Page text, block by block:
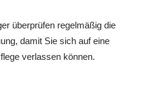
überprüfen regelmäßig die
damit Sie sich auf eine
verlassen können.